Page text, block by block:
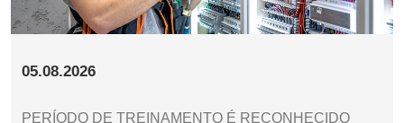
05.08.2026
PERÍODO DE TREINAMENTO É RECONHECIDO